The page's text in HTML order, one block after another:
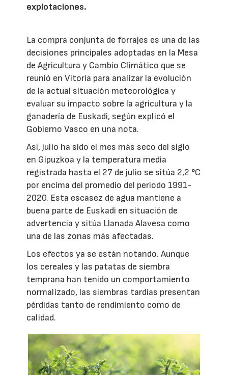
explotaciones.
La compra conjunta de forrajes es una de las
decisiones principales adoptadas en la Mesa
de Agricultura y Cambio Climático que se
reunió en Vitoria para analizar la evolución
de la actual situación meteorológica y
evaluar su impacto sobre la agricultura y la
ganadería de Euskadi, según explicó el
Gobierno Vasco en una nota.
Así, julio ha sido el mes más seco del siglo
en Gipuzkoa y la temperatura media
registrada hasta el 27 de julio se sitúa 2,2 °C
por encima del promedio del periodo 1991-
2020. Esta escasez de agua mantiene a
buena parte de Euskadi en situación de
advertencia y sitúa Llanada Alavesa como
una de las zonas más afectadas.
Los efectos ya se están notando. Aunque
los cereales y las patatas de siembra
temprana han tenido un comportamiento
normalizado, las siembras tardías presentan
pérdidas tanto de rendimiento como de
calidad.